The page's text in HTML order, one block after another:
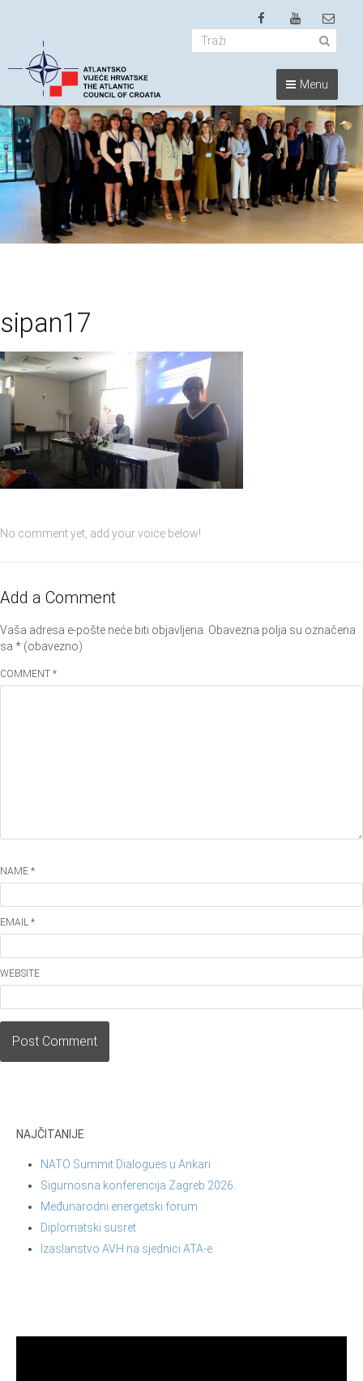
Menu
sipan17
No comment yet, add your voice below!
Add a Comment
Vaša adresa e-pošte neće biti objavljena. Obavezna polja su označena
sa * (obavezno)
COMMENT *
NAME *
EMAIL *
WEBSITE
Post Comment
NAJČITANIJE
NATO Summit Dialogues u Ankari
Sigurnosna konferencija Zagreb 2026.
Međunarodni energetski forum
Diplomatski susret
Izaslanstvo AVH na sjednici ATA-e